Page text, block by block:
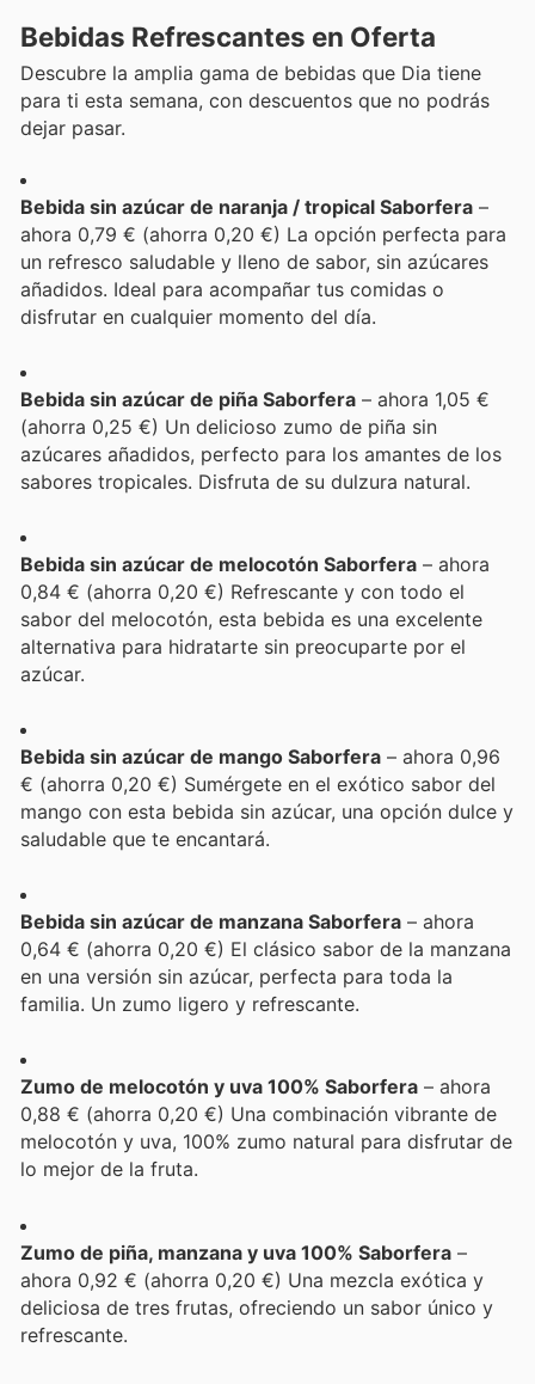
Bebidas Refrescantes en Oferta
Descubre la amplia gama de bebidas que Dia tiene
para ti esta semana, con descuentos que no podrás
dejar pasar.
Bebida sin azúcar de naranja / tropical Saborfera –
ahora 0,79 € (ahorra 0,20 €) La opción perfecta para
un refresco saludable y lleno de sabor, sin azúcares
añadidos. Ideal para acompañar tus comidas o
disfrutar en cualquier momento del día.
Bebida sin azúcar de piña Saborfera – ahora 1,05 €
(ahorra 0,25 €) Un delicioso zumo de piña sin
azúcares añadidos, perfecto para los amantes de los
sabores tropicales. Disfruta de su dulzura natural.
Bebida sin azúcar de melocotón Saborfera – ahora
0,84 € (ahorra 0,20 €) Refrescante y con todo el
sabor del melocotón, esta bebida es una excelente
alternativa para hidratarte sin preocuparte por el
azúcar.
Bebida sin azúcar de mango Saborfera – ahora 0,96
€ (ahorra 0,20 €) Sumérgete en el exótico sabor del
mango con esta bebida sin azúcar, una opción dulce y
saludable que te encantará.
Bebida sin azúcar de manzana Saborfera – ahora
0,64 € (ahorra 0,20 €) El clásico sabor de la manzana
en una versión sin azúcar, perfecta para toda la
familia. Un zumo ligero y refrescante.
Zumo de melocotón y uva 100% Saborfera – ahora
0,88 € (ahorra 0,20 €) Una combinación vibrante de
melocotón y uva, 100% zumo natural para disfrutar de
lo mejor de la fruta.
Zumo de piña, manzana y uva 100% Saborfera –
ahora 0,92 € (ahorra 0,20 €) Una mezcla exótica y
deliciosa de tres frutas, ofreciendo un sabor único y
refrescante.